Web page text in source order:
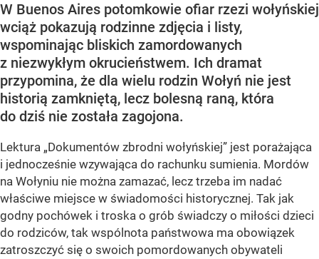
W Buenos Aires potomkowie ofiar rzezi wołyńskiej
wciąż pokazują rodzinne zdjęcia i listy,
wspominając bliskich zamordowanych
z niezwykłym okrucieństwem. Ich dramat
przypomina, że dla wielu rodzin Wołyń nie jest
historią zamkniętą, lecz bolesną raną, która
do dziś nie została zagojona.
Lektura „Dokumentów zbrodni wołyńskiej” jest porażająca
i jednocześnie wzywająca do rachunku sumienia. Mordów
na Wołyniu nie można zamazać, lecz trzeba im nadać
właściwe miejsce w świadomości historycznej. Tak jak
godny pochówek i troska o grób świadczy o miłości dzieci
do rodziców, tak wspólnota państwowa ma obowiązek
zatroszczyć się o swoich pomordowanych obywateli